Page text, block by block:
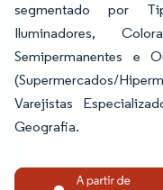
segmentado por
Iluminadores,
Semipermanentes e
(Supermercados/
Varejistas
Geografia.